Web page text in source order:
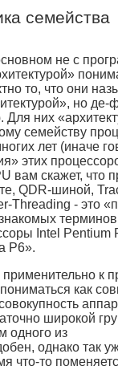
семейства
не с
то, что они
но де-
Для них
семейству
лет (иначе
этих
вам скажет, что
QDR-шиной,
Threading - это
Intel Pentium
P6».
к
как
широкой
одного из
однако так
что-то